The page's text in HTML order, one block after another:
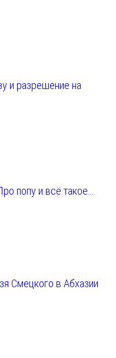
и разрешение на
попу и всё такое…
Смецкого в Абхазии